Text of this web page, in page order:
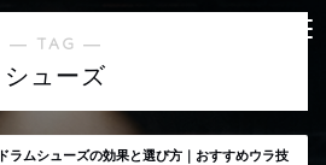
― TAG ―
シューズ
ドラムシューズの効果と選び方｜おすすめウラ技